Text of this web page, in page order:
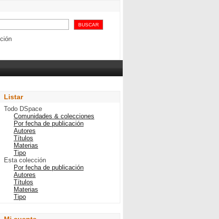
1829-1925
Listar
Todo DSpace
Comunidades & colecciones
Por fecha de publicación
Autores
Títulos
Materias
Tipo
Esta colección
Por fecha de publicación
Autores
Títulos
Materias
Tipo